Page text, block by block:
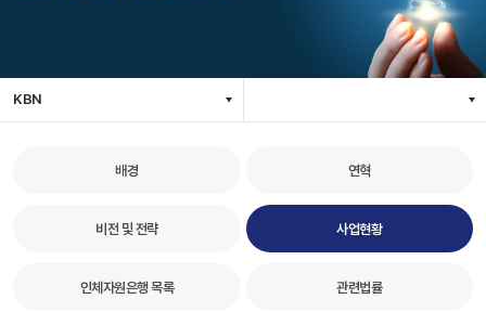
KBN
배경 연혁
비전 및 전략 사업현황
인체자원은행 목록 관련법률